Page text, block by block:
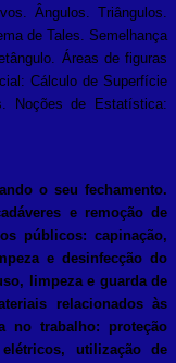
Ângulos. Triângulos.
de Tales. Semelhança
Áreas de figuras
Cálculo de Superfície
Noções de Estatística:
o seu fechamento.
e remoção de
públicos: capinação,
e desinfecção do
limpeza e guarda de
relacionados às
no trabalho: proteção
utilização de